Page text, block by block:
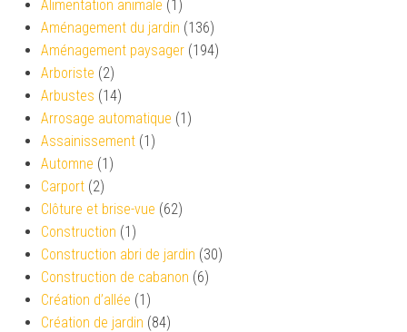
Alimentation animale (1)
Aménagement du jardin (136)
Aménagement paysager (194)
Arboriste (2)
Arbustes (14)
Arrosage automatique (1)
Assainissement (1)
Automne (1)
Carport (2)
Clôture et brise-vue (62)
Construction (1)
Construction abri de jardin (30)
Construction de cabanon (6)
Création d’allée (1)
Création de jardin (84)